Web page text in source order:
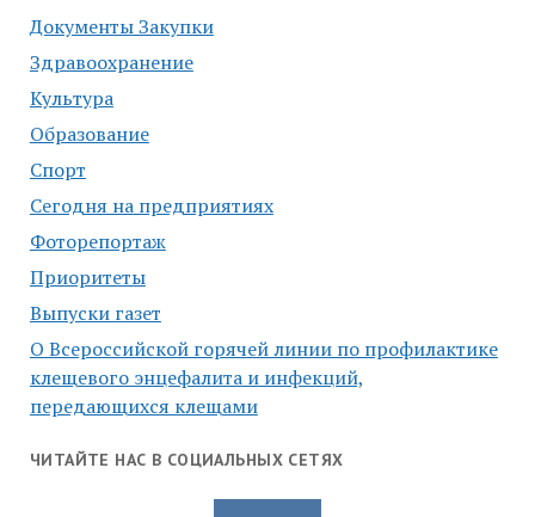
Документы Закупки
Здравоохранение
Культура
Образование
Спорт
Сегодня на предприятиях
Фоторепортаж
Приоритеты
Выпуски газет
О Всероссийской горячей линии по профилактике
клещевого энцефалита и инфекций,
передающихся клещами
ЧИТАЙТЕ НАС В СОЦИАЛЬНЫХ СЕТЯХ